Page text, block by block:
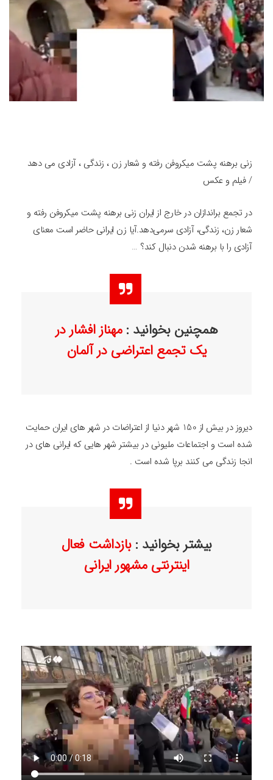
زنی برهنه پشت میکروفن رفته و شعار زن ، زندگی ، آزادی می دهد
/ فیلم و عکس
در تجمع براندازان در خارج از ایران زنی برهنه پشت میکروفن رفته و
شعار زن، زندگی، آزادی سرمی‌دهد.آیا زن ایرانی حاضر است معنای
آزادی را با برهنه شدن دنبال کند؟ …
همچنین بخوانید : مهناز افشار در
یک تجمع اعتراضی در آلمان
دیروز در بیش از 150 شهر دنیا از اعتراضات در شهر های ایران حمایت
شده است و اجتماعات ملیونی در بیشتر شهر هایی که ایرانی های در
انجا زندگی می کنند برپا شده است .
بیشتر بخوانید :بازداشت فعال
اینترنتی مشهور ایرانی